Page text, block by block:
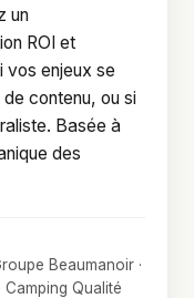
un
ROI et
vos enjeux se
contenu, ou si
Basée à
des
Beaumanoir ·
Camping Qualité